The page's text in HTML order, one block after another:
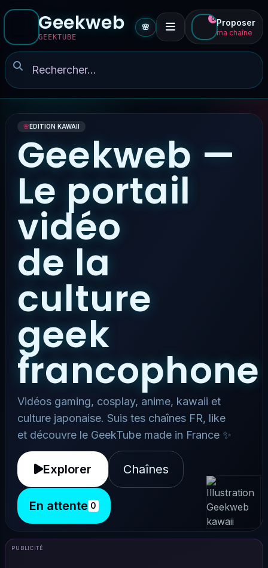
Geekweb
GEEKTUBE
🌸
0 Proposer
ma chaîne
🌸ÉDITION KAWAII
Geekweb —
Le portail
vidéo
de la
culture
geek
francophone
Vidéos gaming, cosplay, anime, kawaii et
culture japonaise. Suis tes chaînes FR, like
et découvre le GeekTube made in France ✨
Explorer Chaînes
En attente 0
PUBLICITÉ